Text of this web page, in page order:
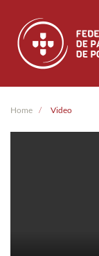
Skip to main
Home Video